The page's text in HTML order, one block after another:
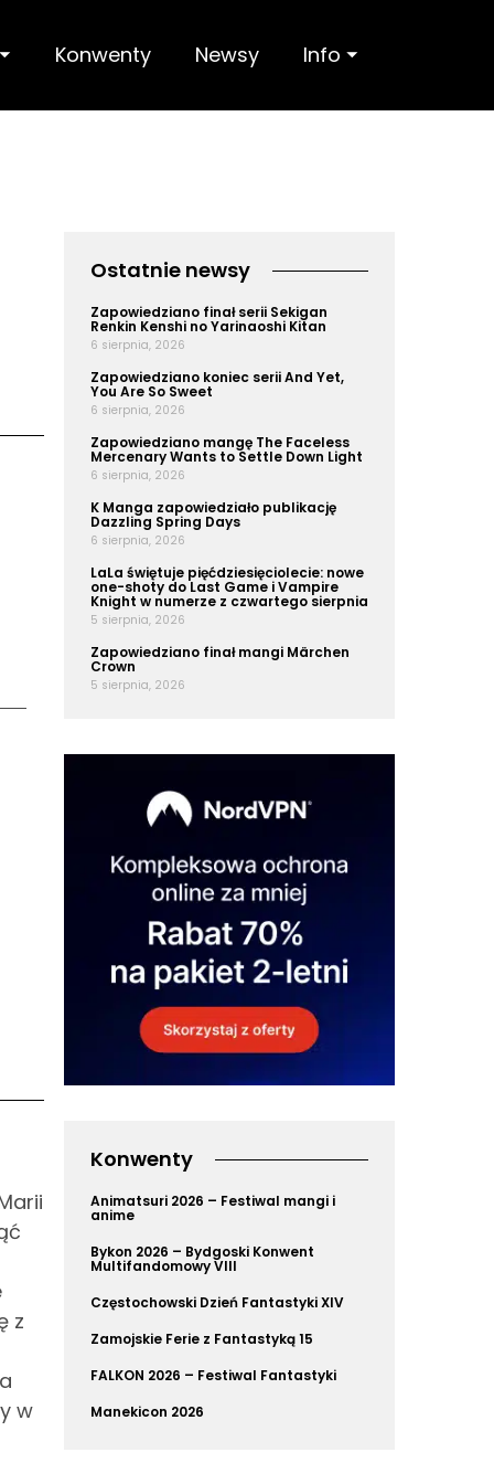
Konwenty Newsy Info ⏷
z
w
Ostatnie newsy
Zapowiedziano finał serii Sekigan
Renkin Kenshi no Yarinaoshi Kitan
6 sierpnia, 2026
Zapowiedziano koniec serii And Yet,
You Are So Sweet
6 sierpnia, 2026
Zapowiedziano mangę The Faceless
Mercenary Wants to Settle Down Light
6 sierpnia, 2026
K Manga zapowiedziało publikację
Dazzling Spring Days
6 sierpnia, 2026
LaLa świętuje pięćdziesięciolecie: nowe
one-shoty do Last Game i Vampire
Knight w numerze z czwartego sierpnia
5 sierpnia, 2026
Zapowiedziano finał mangi Märchen
Crown
5 sierpnia, 2026
Konwenty
Animatsuri 2026 – Festiwal mangi i
anime
Bykon 2026 – Bydgoski Konwent
Multifandomowy VIII
Częstochowski Dzień Fantastyki XIV
Zamojskie Ferie z Fantastyką 15
FALKON 2026 – Festiwal Fantastyki
Manekicon 2026